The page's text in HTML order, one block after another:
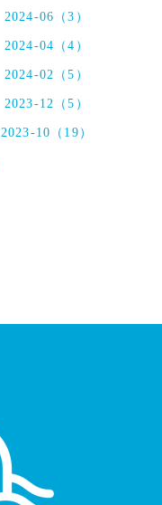
2024-06（3）
2024-04（4）
2024-02（5）
2023-12（5）
2023-10（19）